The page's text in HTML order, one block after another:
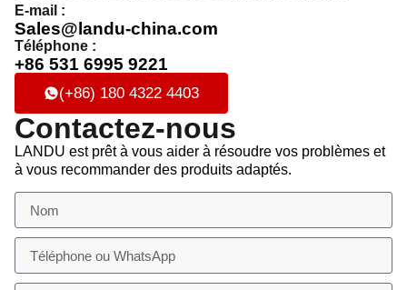
E-mail :
Sales@landu-china.com
Téléphone :
+86 531 6995 9221
(+86) 180 4322 4403
Contactez-nous
LANDU est prêt à vous aider à résoudre vos problèmes et
à vous recommander des produits adaptés.